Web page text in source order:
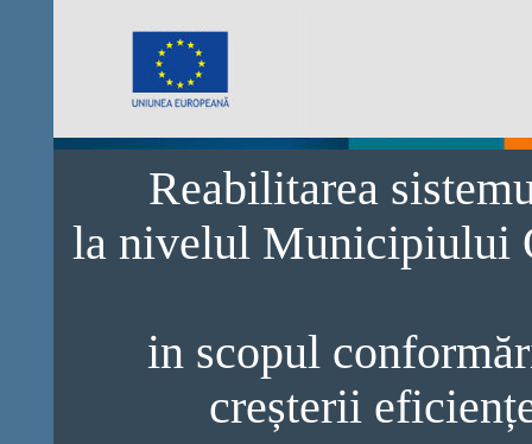
Reabilitarea
la nivelul Municipiului
in scopul
creșterii